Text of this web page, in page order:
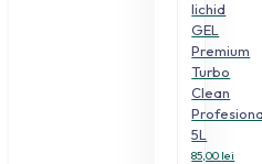
lichid
GEL
Premium
Turbo
Clean
5L
85,00 lei